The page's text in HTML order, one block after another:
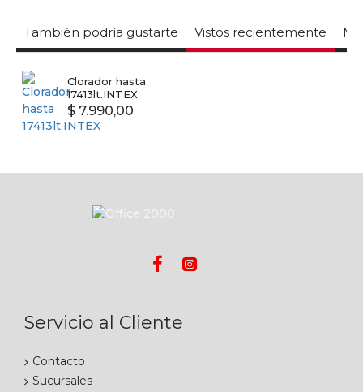
También podría gustarte Vistos recientemente
Clorador hasta
17413lt.INTEX
$ 7.990,00
Servicio al Cliente
Contacto
Sucursales